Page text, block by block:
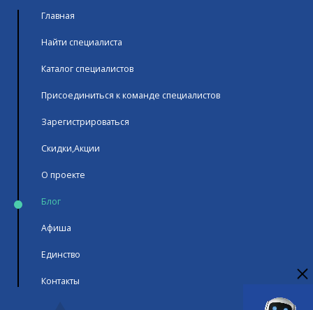
Главная
Найти специалиста
Каталог специалистов
Присоединиться к команде специалистов
Зарегистрироваться
Скидки,Акции
О проекте
Блог
Афиша
Единство
Контакты